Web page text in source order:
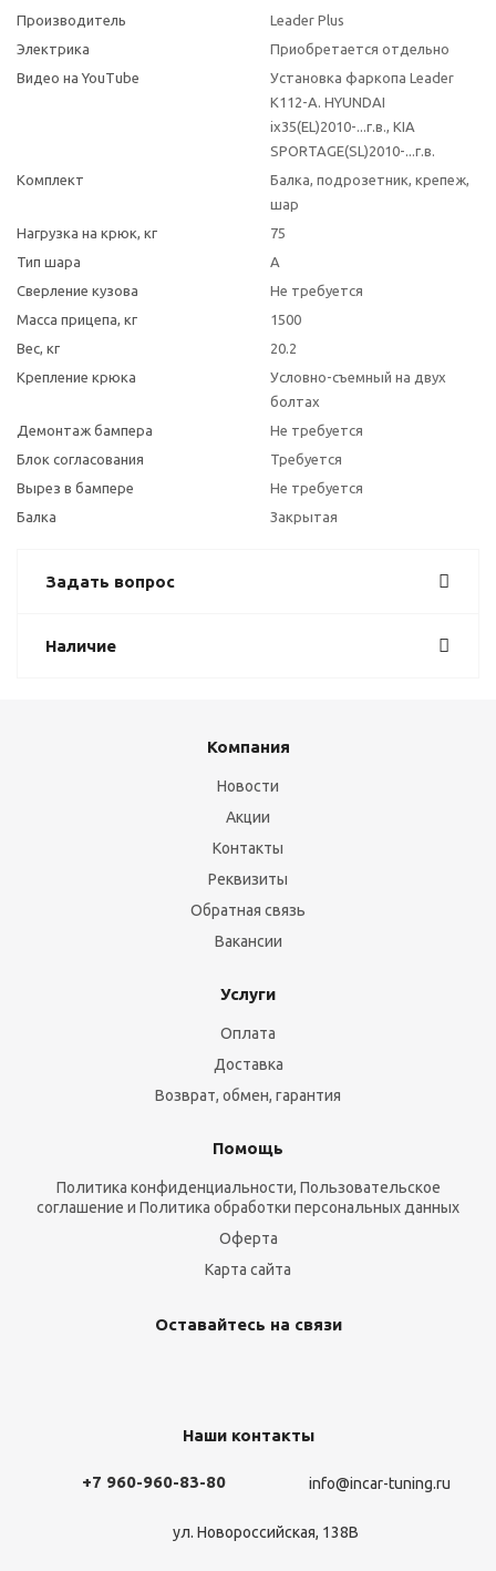
Производитель
Leader Plus
Электрика
Приобретается отдельно
Видео на YouTube
Установка фаркопа Leader
K112-A. HYUNDAI
ix35(EL)2010-...г.в., KIA
SPORTAGE(SL)2010-...г.в.
Комплект
Балка, подрозетник, крепеж,
шар
Нагрузка на крюк, кг
75
Тип шара
A
Сверление кузова
Не требуется
Масса прицепа, кг
1500
Вес, кг
20.2
Крепление крюка
Условно-съемный на двух
болтах
Демонтаж бампера
Не требуется
Блок согласования
Требуется
Вырез в бампере
Не требуется
Балка
Закрытая
Задать вопрос
Наличие
Компания
Новости
Акции
Контакты
Реквизиты
Обратная связь
Вакансии
Услуги
Оплата
Доставка
Возврат, обмен, гарантия
Помощь
Политика конфиденциальности, Пользовательское
соглашение и Политика обработки персональных данных
Оферта
Карта сайта
Оставайтесь на связи
Наши контакты
+7 960-960-83-80 info@incar-tuning.ru
ул. Новороссийская, 138В